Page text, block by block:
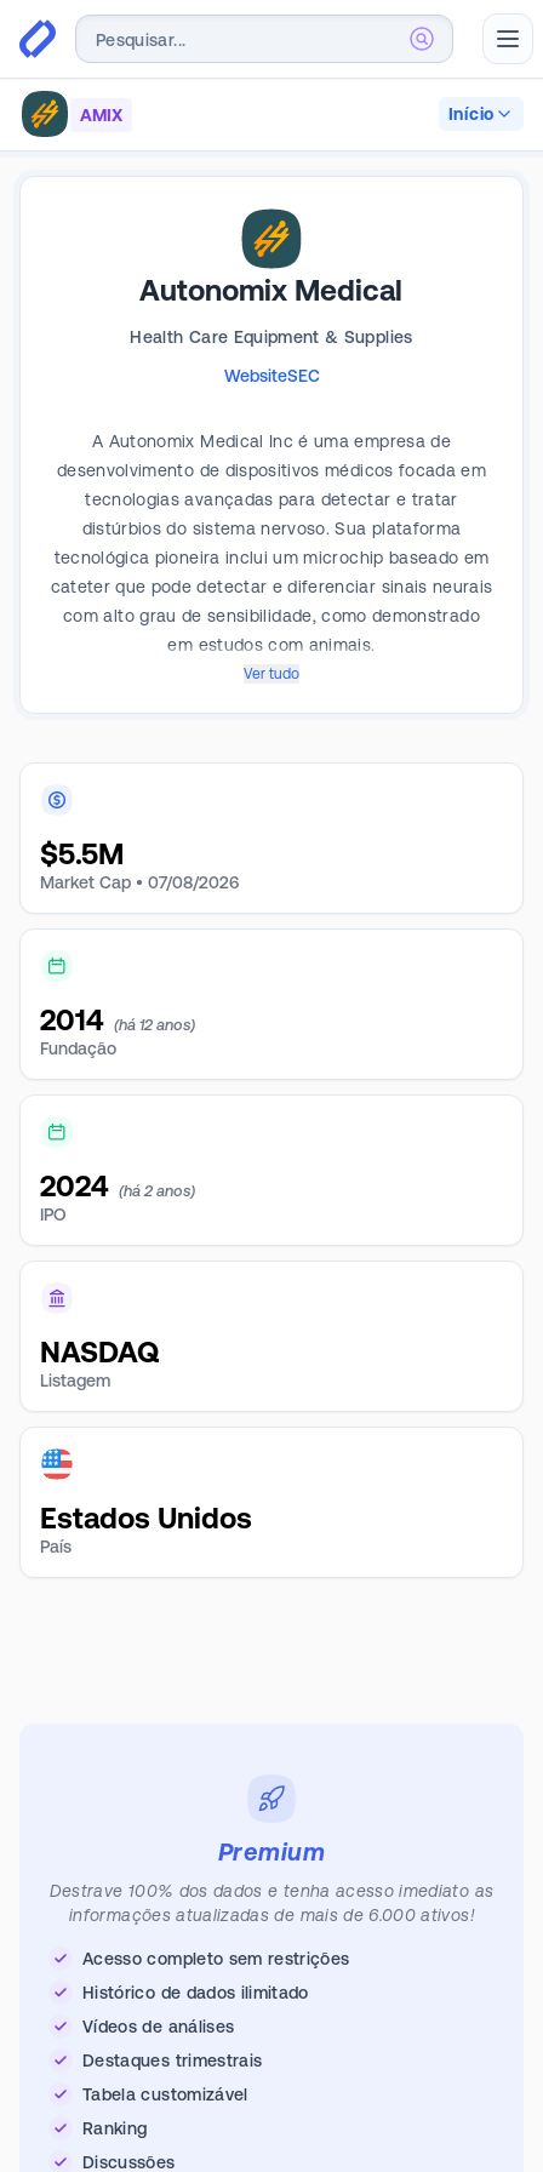
AMIX Início
Autonomix Medical
Health Care Equipment & Supplies
WebsiteSEC
A Autonomix Medical Inc é uma empresa de
desenvolvimento de dispositivos médicos focada em
tecnologias avançadas para detectar e tratar
distúrbios do sistema nervoso. Sua plataforma
tecnológica pioneira inclui um microchip baseado em
cateter que pode detectar e diferenciar sinais neurais
com alto grau de sensibilidade, como demonstrado
em estudos com animais.
Ver tudo
$5.5M
Market Cap • 07/08/2026
2014 (há 12 anos)
Fundação
2024 (há 2 anos)
IPO
NASDAQ
Listagem
Estados Unidos
País
Premium
Destrave 100% dos dados e tenha acesso imediato as
informações atualizadas de mais de 6.000 ativos!
Acesso completo sem restrições
Histórico de dados ilimitado
Vídeos de análises
Destaques trimestrais
Tabela customizável
Ranking
Discussões